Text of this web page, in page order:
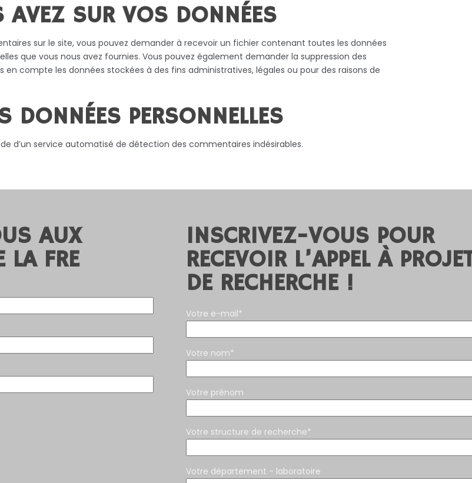
SUR VOS DONNÉES
sur le site, vous pouvez demander à recevoir un fichier contenant toutes les données
que vous nous avez fournies. Vous pouvez également demander la suppression des
compte les données stockées à des fins administratives, légales ou pour des raisons de
PERSONNELLES
d’un service automatisé de détection des commentaires indésirables.
AUX
LA FRE
INSCRIVEZ-VOUS POUR
RECEVOIR L’APPEL À
DE RECHERCHE !
Votre e-mail*
Votre nom*
Votre prénom
Votre structure de recherche*
Votre département - laboratoire